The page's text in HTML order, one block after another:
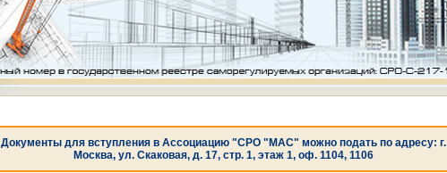
Документы для вступления в Ассоциацию "СРО "МАС" можно подать по адресу: г.
Москва, ул. Скаковая, д. 17, стр. 1, этаж 1, оф. 1104, 1106